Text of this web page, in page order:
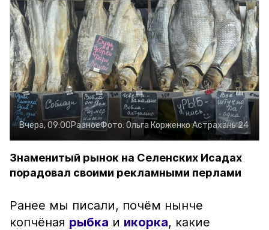
Вчера, 09:00РазноеФото: Ольга КорженкоАстрахань 24
Знаменитый рынок на Селенских Исадах
порадовал своими рекламными перлами
Ранее мы писали, почём нынче
копчёная рыбка и икорка, какие